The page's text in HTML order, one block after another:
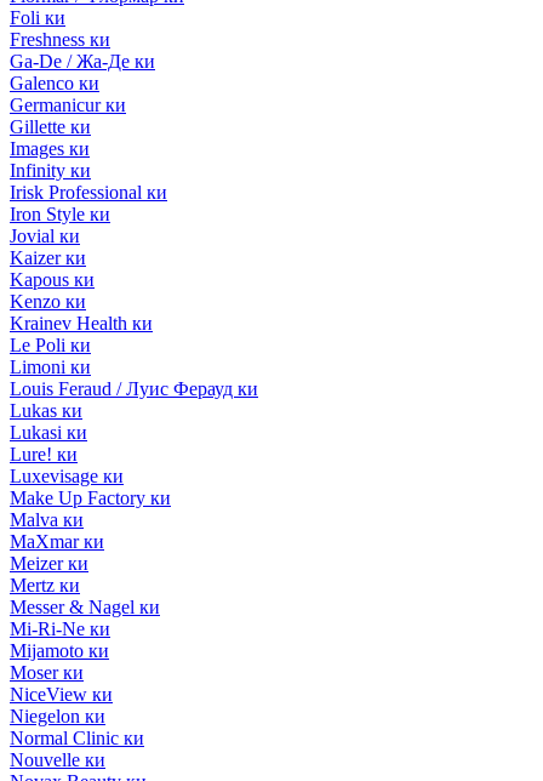
Foli ки
Freshness ки
Ga-De / Жа-Де ки
Galenco ки
Germanicur ки
Gillette ки
Images ки
Infinity ки
Irisk Professional ки
Iron Style ки
Jovial ки
Kaizer ки
Kapous ки
Kenzo ки
Krainev Health ки
Le Poli ки
Limoni ки
Louis Feraud / Луис Ферауд ки
Lukas ки
Lukasi ки
Lure! ки
Luxevisage ки
Make Up Factory ки
Malva ки
MaXmar ки
Meizer ки
Mertz ки
Messer & Nagel ки
Mi-Ri-Ne ки
Mijamoto ки
Moser ки
NiceView ки
Niegelon ки
Normal Clinic ки
Nouvelle ки